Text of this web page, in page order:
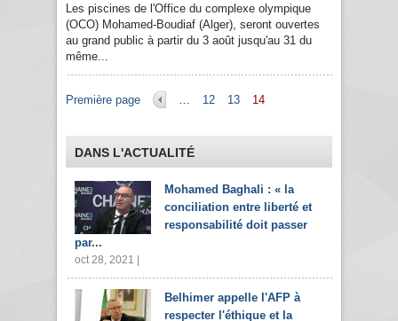
Les piscines de l'Office du complexe olympique
(OCO) Mohamed-Boudiaf (Alger), seront ouvertes
au grand public à partir du 3 août jusqu'au 31 du
même...
Pages
Première page … 12 13 14
DANS L'ACTUALITÉ
Mohamed Baghali : « la
conciliation entre liberté et
responsabilité doit passer
par...
oct 28, 2021 |
Belhimer appelle l'AFP à
respecter l'éthique et la